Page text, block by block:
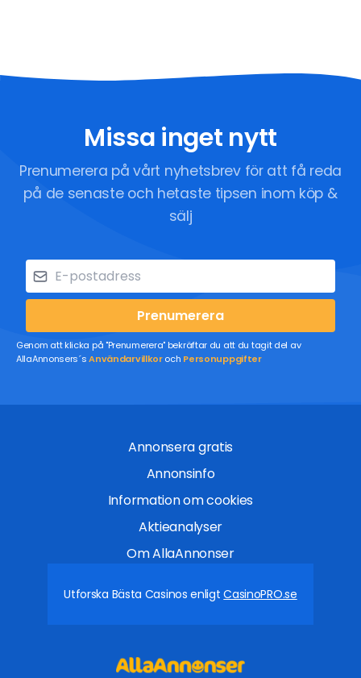
Missa inget nytt
Prenumerera på vårt nyhetsbrev för att få reda
på de senaste och hetaste tipsen inom köp &
sälj
Prenumerera
Genom att klicka på "Prenumerera" bekräftar du att du tagit del av
AllaAnnonsers´sAnvändarvillkoroch Personuppgifter
Annonsera gratis
Annonsinfo
Information om cookies
Aktieanalyser
Om AllaAnnonser
Utforska Bästa Casinos enligtCasinoPRO.se